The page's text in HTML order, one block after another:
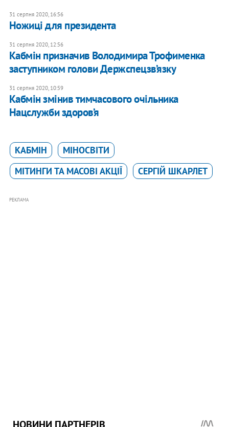
31 серпня 2020, 16:56
Ножиці для президента
31 серпня 2020, 12:56
Кабмін призначив Володимира Трофименка
заступником голови Держспецзв’язку
31 серпня 2020, 10:59
Кабмін змінив тимчасового очільника
Нацслужби здоров’я
КАБМІН
МІНОСВІТИ
МІТИНГИ ТА МАСОВІ АКЦІЇ
СЕРГІЙ ШКАРЛЕТ
РЕКЛАМА